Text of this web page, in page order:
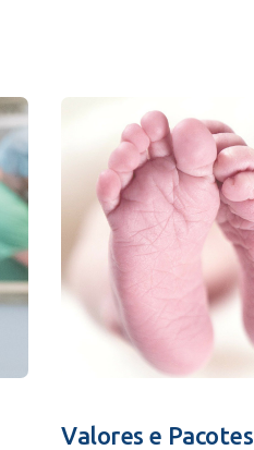
Valores e Pacotes